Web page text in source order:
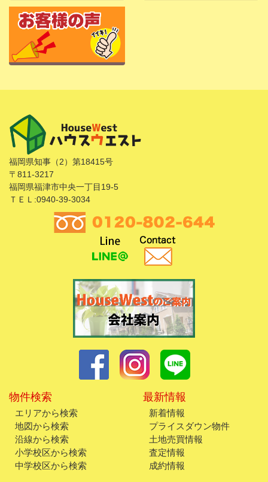
福岡県知事（2）第18415号
〒811-3217
福岡県福津市中央一丁目19-5
ＴＥＬ:0940-39-3034
物件検索
エリアから検索
地図から検索
沿線から検索
小学校区から検索
中学校区から検索
最新情報
新着情報
プライスダウン物件
土地売買情報
査定情報
成約情報